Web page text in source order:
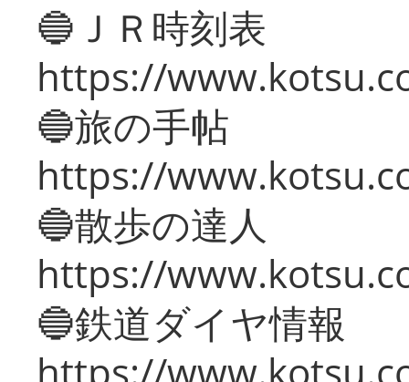
🔵ＪＲ時刻表
https://
🔵旅の手帖
https://
🔵散歩の達人
https://
🔵鉄道ダイヤ情報